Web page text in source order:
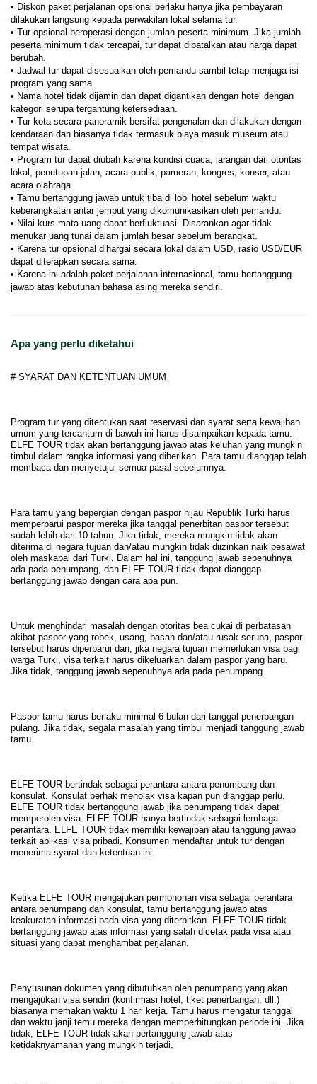
• Diskon paket perjalanan opsional berlaku hanya jika pembayaran
dilakukan langsung kepada perwakilan lokal selama tur.
• Tur opsional beroperasi dengan jumlah peserta minimum. Jika jumlah
peserta minimum tidak tercapai, tur dapat dibatalkan atau harga dapat
berubah.
• Jadwal tur dapat disesuaikan oleh pemandu sambil tetap menjaga isi
program yang sama.
• Nama hotel tidak dijamin dan dapat digantikan dengan hotel dengan
kategori serupa tergantung ketersediaan.
• Tur kota secara panoramik bersifat pengenalan dan dilakukan dengan
kendaraan dan biasanya tidak termasuk biaya masuk museum atau
tempat wisata.
• Program tur dapat diubah karena kondisi cuaca, larangan dari otoritas
lokal, penutupan jalan, acara publik, pameran, kongres, konser, atau
acara olahraga.
• Tamu bertanggung jawab untuk tiba di lobi hotel sebelum waktu
keberangkatan antar jemput yang dikomunikasikan oleh pemandu.
• Nilai kurs mata uang dapat berfluktuasi. Disarankan agar tidak
menukar uang tunai dalam jumlah besar sebelum berangkat.
• Karena tur opsional dihargai secara lokal dalam USD, rasio USD/EUR
dapat diterapkan secara sama.
• Karena ini adalah paket perjalanan internasional, tamu bertanggung
jawab atas kebutuhan bahasa asing mereka sendiri.
Apa yang perlu diketahui
# SYARAT DAN KETENTUAN UMUM
Program tur yang ditentukan saat reservasi dan syarat serta kewajiban
umum yang tercantum di bawah ini harus disampaikan kepada tamu.
ELFE TOUR tidak akan bertanggung jawab atas keluhan yang mungkin
timbul dalam rangka informasi yang diberikan. Para tamu dianggap telah
membaca dan menyetujui semua pasal sebelumnya.
Para tamu yang bepergian dengan paspor hijau Republik Turki harus
memperbarui paspor mereka jika tanggal penerbitan paspor tersebut
sudah lebih dari 10 tahun. Jika tidak, mereka mungkin tidak akan
diterima di negara tujuan dan/atau mungkin tidak diizinkan naik pesawat
oleh maskapai dari Turki. Dalam hal ini, tanggung jawab sepenuhnya
ada pada penumpang, dan ELFE TOUR tidak dapat dianggap
bertanggung jawab dengan cara apa pun.
Untuk menghindari masalah dengan otoritas bea cukai di perbatasan
akibat paspor yang robek, usang, basah dan/atau rusak serupa, paspor
tersebut harus diperbarui dan, jika negara tujuan memerlukan visa bagi
warga Turki, visa terkait harus dikeluarkan dalam paspor yang baru.
Jika tidak, tanggung jawab sepenuhnya ada pada penumpang.
Paspor tamu harus berlaku minimal 6 bulan dari tanggal penerbangan
pulang. Jika tidak, segala masalah yang timbul menjadi tanggung jawab
tamu.
ELFE TOUR bertindak sebagai perantara antara penumpang dan
konsulat. Konsulat berhak menolak visa kapan pun dianggap perlu.
ELFE TOUR tidak bertanggung jawab jika penumpang tidak dapat
memperoleh visa. ELFE TOUR hanya bertindak sebagai lembaga
perantara. ELFE TOUR tidak memiliki kewajiban atau tanggung jawab
terkait aplikasi visa pribadi. Konsumen mendaftar untuk tur dengan
menerima syarat dan ketentuan ini.
Ketika ELFE TOUR mengajukan permohonan visa sebagai perantara
antara penumpang dan konsulat, tamu bertanggung jawab atas
keakuratan informasi pada visa yang diterbitkan. ELFE TOUR tidak
bertanggung jawab atas informasi yang salah dicetak pada visa atau
situasi yang dapat menghambat perjalanan.
Penyusunan dokumen yang dibutuhkan oleh penumpang yang akan
mengajukan visa sendiri (konfirmasi hotel, tiket penerbangan, dll.)
biasanya memakan waktu 1 hari kerja. Tamu harus mengatur tanggal
dan waktu janji temu mereka dengan memperhitungkan periode ini. Jika
tidak, ELFE TOUR tidak akan bertanggung jawab atas
ketidaknyamanan yang mungkin terjadi.